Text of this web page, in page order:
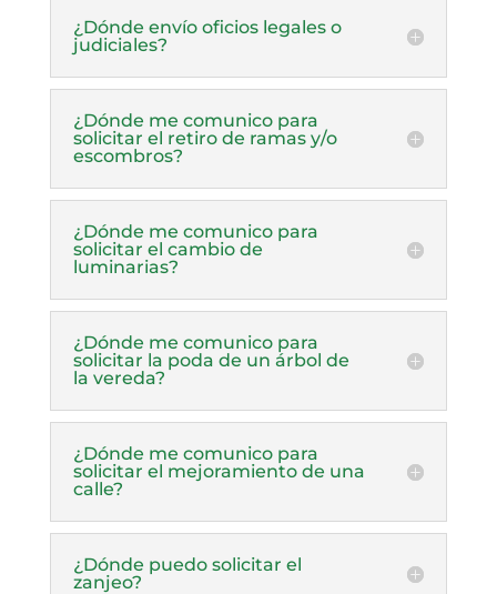
¿Dónde envío oficios legales o
judiciales?
¿Dónde me comunico para
solicitar el retiro de ramas y/o
escombros?
¿Dónde me comunico para
solicitar el cambio de
luminarias?
¿Dónde me comunico para
solicitar la poda de un árbol de
la vereda?
¿Dónde me comunico para
solicitar el mejoramiento de una
calle?
¿Dónde puedo solicitar el
zanjeo?